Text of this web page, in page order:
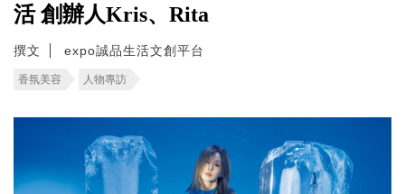
活 創辦人Kris、Rita
撰文 expo誠品生活文創平台
香氛美容 人物專訪